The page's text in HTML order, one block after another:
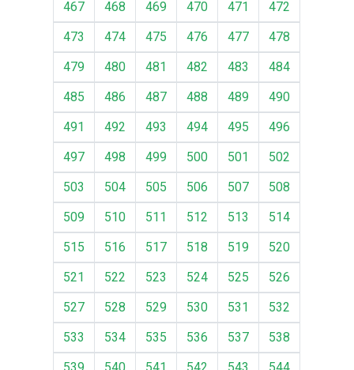
467 468 469 470 471
472
473
474 475 476 477
478
479
480 481 482 483
484
485
486 487 488 489
490
491
492 493 494 495
496
497
498 499 500 501
502
503
504 505 506 507
508
509
510 511 512 513
514
515
516 517 518 519
520
521
522 523 524 525
526
527
528 529 530 531
532
533
534 535 536 537
538